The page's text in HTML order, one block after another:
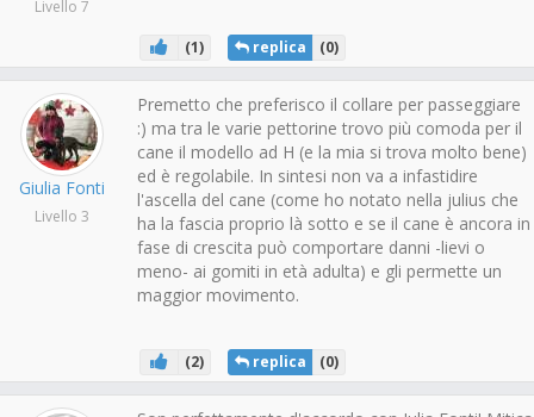
Livello 7
(1) replica (0)
Giulia Fonti
Livello 3
Premetto che preferisco il collare per passeggiare
:) ma tra le varie pettorine trovo più comoda per il
cane il modello ad H (e la mia si trova molto bene)
ed è regolabile. In sintesi non va a infastidire
l'ascella del cane (come ho notato nella julius che
ha la fascia proprio là sotto e se il cane è ancora in
fase di crescita può comportare danni -lievi o
meno- ai gomiti in età adulta) e gli permette un
maggior movimento.
(2) replica (0)